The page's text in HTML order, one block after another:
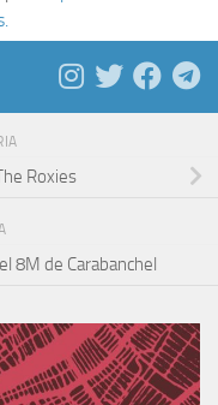
Roxies
8M de Carabanchel